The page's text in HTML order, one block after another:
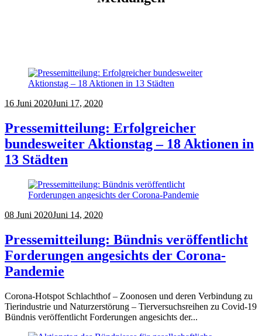
16 Juni 2020Juni 17, 2020
Pressemitteilung: Erfolgreicher
bundesweiter Aktionstag – 18 Aktionen in
13 Städten
08 Juni 2020Juni 14, 2020
Pressemitteilung: Bündnis veröffentlicht
Forderungen angesichts der Corona-
Pandemie
Corona-Hotspot Schlachthof – Zoonosen und deren Verbindung zu
Tierindustrie und Naturzerstörung – Tierversuchsreihen zu Covid-19
Bündnis veröffentlicht Forderungen angesichts der...